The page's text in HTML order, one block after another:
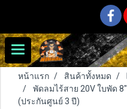
หน้าแรก สินค้าทั้งหมด
พัดลมไร้สาย 20V ใบพัด 8"
(ประกันศูนย์ 3 ปี)